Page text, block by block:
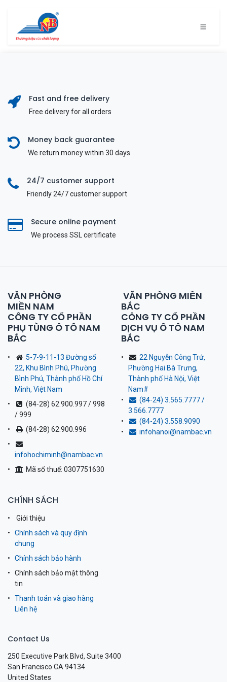
Fast and free delivery
Free delivery for all orders
Money back guarantee
We return money within 30 days
24/7 customer support
Friendly 24/7 customer support
Secure online payment
We process SSL сertificate
VĂN PHÒNG
MIỀN NAM
CÔNG TY CỔ PHẦN
PHỤ TÙNG Ô TÔ NAM
BẮC
5-7-9-11-13 Đường số
22, Khu Bình Phú, Phường
Bình Phú, Thành phố Hồ Chí
Minh, Việt Nam
(84-28) 62.900.997 / 998
/ 999
(84-28) 62.900.996
infohochiminh@nambac.vn
Mã số thuế: 0307751630
VĂN PHÒNG MIỀN
BẮC
CÔNG TY CỔ PHẦN
DỊCH VỤ Ô TÔ NAM
BẮC
22 Nguyễn Công Trứ,
Phường Hai Bà Trưng,
Thành phố Hà Nội, Việt
Nam#
(84-24) 3.565.7777 /
3.566.7777
(84-24) 3.558.9090
infohanoi@nambac.vn
CHÍNH SÁCH
Giới thiệu
Chính sách và quy định
chung
Chính sách bảo hành
Chính sách bảo mật thông
tin
Thanh toán và giao hàng
Liên hệ
Contact Us
250 Executive Park Blvd, Suite 3400
San Francisco CA 94134
United States